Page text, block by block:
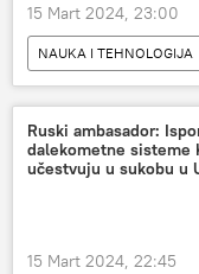
15 Mart 2024, 23:00
NAUKA I TEHNOLOGIJA
Živi svet i genetika
Ruski ambasador:
dalekometne sisteme
učestvuju u sukobu u
15 Mart 2024, 22:45